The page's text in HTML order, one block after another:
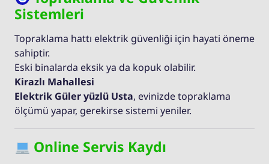
Sistemleri
Topraklama hattı elektrik güvenliği için hayati öneme
sahiptir.
Eski binalarda eksik ya da kopuk olabilir.
Kirazlı Mahallesi
Elektrik Güler yüzlü Usta, evinizde topraklama
ölçümü yapar, gerekirse sistemi yeniler.
Online Servis Kaydı